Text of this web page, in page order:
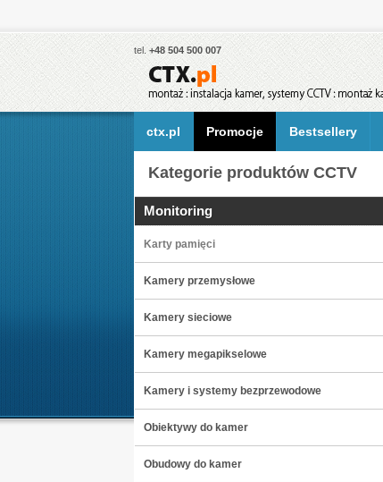
tel. +48 504 500 007
ctx.pl Promocje Bestsellery
Kategorie produktów CCTV
Monitoring
Karty pamięci
Kamery przemysłowe
Kamery sieciowe
Kamery megapikselowe
Kamery i systemy bezprzewodowe
Obiektywy do kamer
Obudowy do kamer